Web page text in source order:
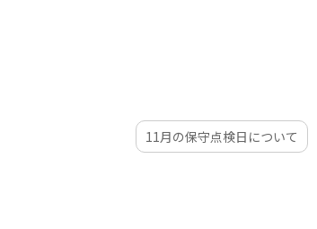
11月の保守点検日について